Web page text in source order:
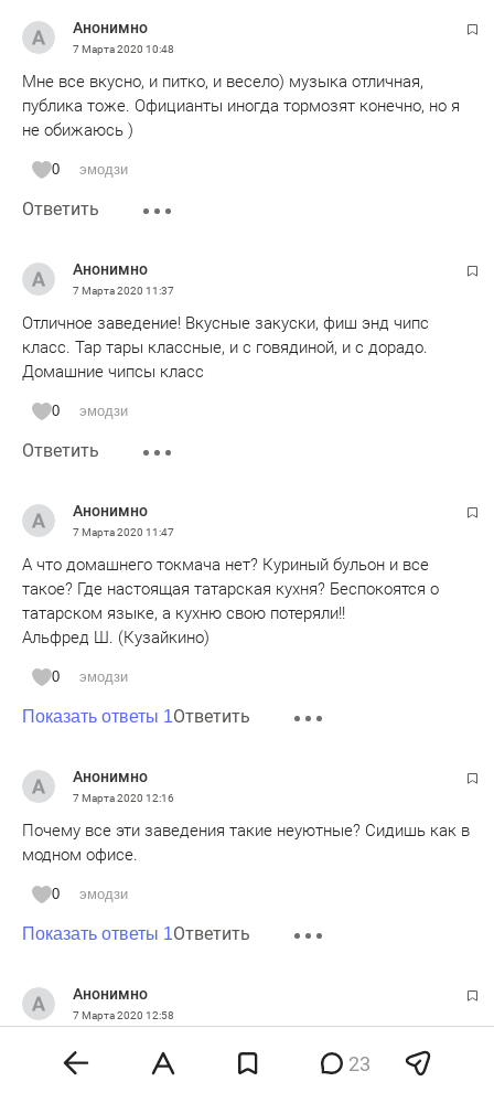
Анонимно
7 Марта 2020 10:48
Мне все вкусно, и питко, и весело) музыка отличная,
публика тоже. Официанты иногда тормозят конечно, но я
не обижаюсь )
0 эмодзи
Ответить
Анонимно
7 Марта 2020 11:37
Отличное заведение! Вкусные закуски, фиш энд чипс
класс. Тар тары классные, и с говядиной, и с дорадо.
Домашние чипсы класс
0 эмодзи
Ответить
Анонимно
7 Марта 2020 11:47
А что домашнего токмача нет? Куриный бульон и все
такое? Где настоящая татарская кухня? Беспокоятся о
татарском языке, а кухню свою потеряли!!
Альфред Ш. (Кузайкино)
0 эмодзи
Показать ответы 1Ответить
Анонимно
7 Марта 2020 12:16
Почему все эти заведения такие неуютные? Сидишь как в
модном офисе.
0 эмодзи
Показать ответы 1Ответить
Анонимно
7 Марта 2020 12:58
Пока норм. Рёбрышки к гинннесу огонь.
23